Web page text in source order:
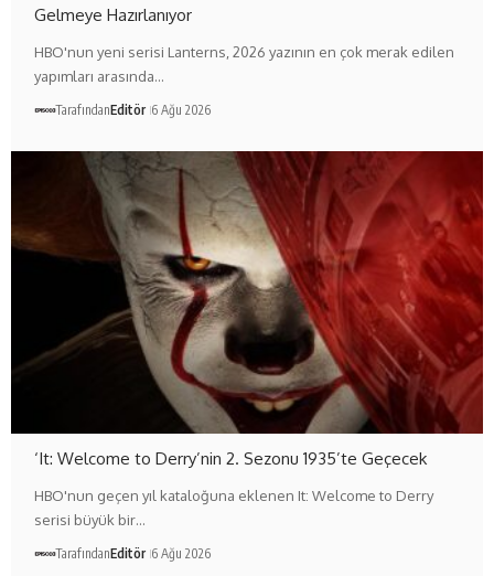
Gelmeye Hazırlanıyor
HBO'nun yeni serisi Lanterns, 2026 yazının en çok merak edilen
yapımları arasında…
TarafındanEditör 6 Ağu 2026
‘It: Welcome to Derry’nin 2. Sezonu 1935’te Geçecek
HBO'nun geçen yıl kataloğuna eklenen It: Welcome to Derry
serisi büyük bir…
TarafındanEditör 6 Ağu 2026